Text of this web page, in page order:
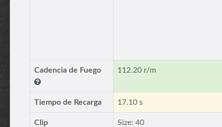
Cadencia de Fuego 112.20 r/m
Tiempo de Recarga 17.10 s
Clip
Size: 40